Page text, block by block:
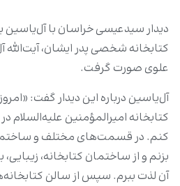
دیدار سیدعیسی خراسان با آل‌یاسین
کتابخانه شخصی پدر ایشان،
علوی صورت گرفت.
آل‌یاسین درباره این دیدار گفت: «امروز
کتابخانه امیرالمؤمنین
کنم. در قسمت‌های مختلف و
بزنم و از ساختمان کتابخانه،
آن لذت ببرم. سپس از سالن